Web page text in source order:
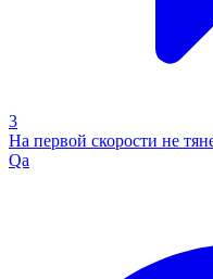
3
На первой скорости не
Qa